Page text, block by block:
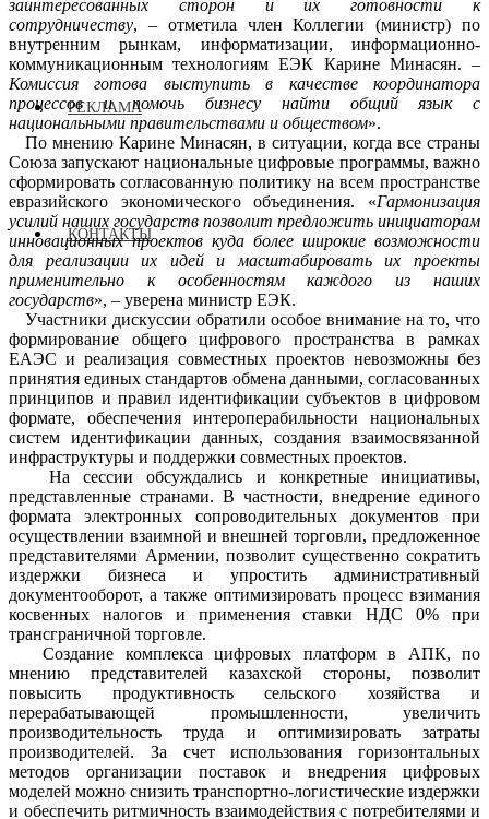
РЕКЛАМА
КОНТАКТЫ
заинтересованных сторон и их готовности к
сотрудничеству, – отметила член Коллегии (министр) по
внутренним рынкам, информатизации, информационно-
коммуникационным технологиям ЕЭК Карине Минасян. –
Комиссия готова выступить в качестве координатора
процессов и помочь бизнесу найти общий язык с
национальными правительствами и обществом».
По мнению Карине Минасян, в ситуации, когда все страны
Союза запускают национальные цифровые программы, важно
сформировать согласованную политику на всем пространстве
евразийского экономического объединения. «Гармонизация
усилий наших государств позволит предложить инициаторам
инновационных проектов куда более широкие возможности
для реализации их идей и масштабировать их проекты
применительно к особенностям каждого из наших
государств», – уверена министр ЕЭК.
Участники дискуссии обратили особое внимание на то, что
формирование общего цифрового пространства в рамках
ЕАЭС и реализация совместных проектов невозможны без
принятия единых стандартов обмена данными, согласованных
принципов и правил идентификации субъектов в цифровом
формате, обеспечения интероперабильности национальных
систем идентификации данных, создания взаимосвязанной
инфраструктуры и поддержки совместных проектов.
На сессии обсуждались и конкретные инициативы,
представленные странами. В частности, внедрение единого
формата электронных сопроводительных документов при
осуществлении взаимной и внешней торговли, предложенное
представителями Армении, позволит существенно сократить
издержки бизнеса и упростить административный
документооборот, а также оптимизировать процесс взимания
косвенных налогов и применения ставки НДС 0% при
трансграничной торговле.
Создание комплекса цифровых платформ в АПК, по
мнению представителей казахской стороны, позволит
повысить продуктивность сельского хозяйства и
перерабатывающей промышленности, увеличить
производительность труда и оптимизировать затраты
производителей. За счет использования горизонтальных
методов организации поставок и внедрения цифровых
моделей можно снизить транспортно-логистические издержки
и обеспечить ритмичность взаимодействия с потребителями и